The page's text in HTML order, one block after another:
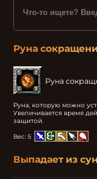
Руна
Руна
Руна, которую можно
Увеличивается время
защитой.
Вес:5
Выпадает из